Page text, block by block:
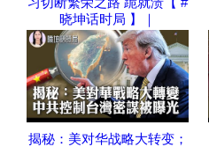
晓坤话时局 】｜
揭秘：美对华战略大转变；